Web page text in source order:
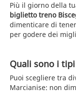
Più il giorno della
biglietto treno
dimenticare di
per godere dei
Quali sono i
Puoi scegliere tra
Marcianise: non